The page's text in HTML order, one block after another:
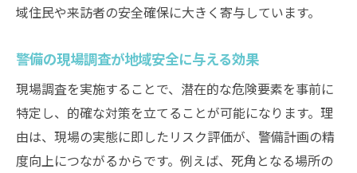
域住民や来訪者の安全確保に大きく寄与しています。
警備の現場調査が地域安全に与える効果
現場調査を実施することで、潜在的な危険要素を事前に
特定し、的確な対策を立てることが可能になります。理
由は、現場の実態に即したリスク評価が、警備計画の精
度向上につながるからです。例えば、死角となる場所の